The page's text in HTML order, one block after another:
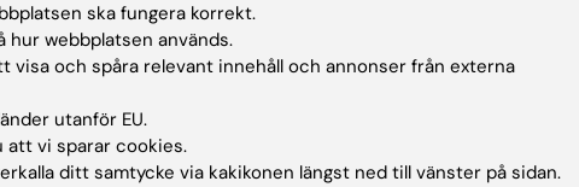
22 sep 2026- 22 sep
2026
workshop: Hitta
vetenskapliga
resurser
2026
skrivande
ska fungera korrekt.
hur webbplatsen används.
visa och spåra relevant innehåll och annonser från externa
utanför EU.
att vi sparar cookies.
ditt samtycke via kakikonen längst ned till vänster på sidan.